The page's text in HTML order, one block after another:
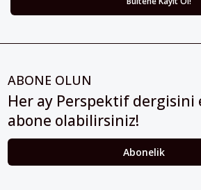
ABONE OLUN
Her ay Perspektif dergisini
abone olabilirsiniz!
Abonelik